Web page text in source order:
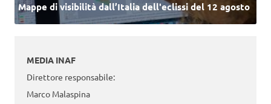
Mappe di visibilità dall’Italia dell'eclissi del 12 agosto
MEDIA INAF
Direttore responsabile:
Marco Malaspina